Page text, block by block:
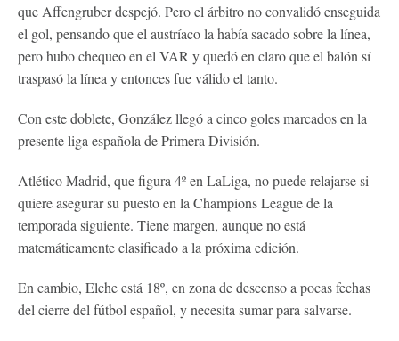
que Affengruber despejó. Pero el árbitro no convalidó enseguida
el gol, pensando que el austríaco la había sacado sobre la línea,
pero hubo chequeo en el VAR y quedó en claro que el balón sí
traspasó la línea y entonces fue válido el tanto.
Con este doblete, González llegó a cinco goles marcados en la
presente liga española de Primera División.
Atlético Madrid, que figura 4º en LaLiga, no puede relajarse si
quiere asegurar su puesto en la Champions League de la
temporada siguiente. Tiene margen, aunque no está
matemáticamente clasificado a la próxima edición.
En cambio, Elche está 18º, en zona de descenso a pocas fechas
del cierre del fútbol español, y necesita sumar para salvarse.